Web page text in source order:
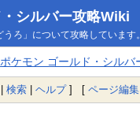
シルバー攻略Wiki
ろ」について攻略しています。
ポケモン ゴールド・シルバ
| 検索 | ヘルプ] [ ページ編集